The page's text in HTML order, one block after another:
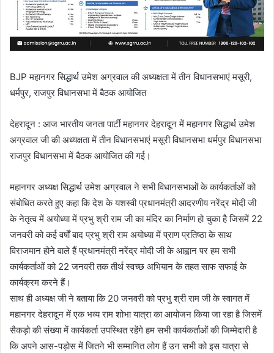
BJP महानगर सिद्धार्थ उमेश अग्रवाल की अध्यक्षता में तीन विधानसभाएं मसूरी,
धर्मपुर, राजपुर विधानसभा में बैठक आयोजित
देहरादून : आज भारतीय जनता पार्टी महानगर देहरादून में महानगर सिद्धार्थ उमेश
अग्रवाल जी की अध्यक्षता में तीन विधानसभाएं मसूरी विधानसभा धर्मपुर विधानसभा
राजपुर विधानसभा में बैठक आयोजित की गई।
महानगर अध्यक्ष सिद्धार्थ उमेश अग्रवाल ने सभी विधानसभाओं के कार्यकर्ताओं को
संबोधित करते हुए कहा कि देश के यशस्वी प्रधानमंत्री आदरणीय नरेंद्र मोदी जी
के नेतृत्व में अयोध्या में प्रभु श्री राम जी का मंदिर का निर्माण हो चुका है जिसमें 22
जनवरी को कई वर्षों बाद प्रभु श्री राम अयोध्या में प्राण प्रतिष्ठा के साथ
विराजमान होने वाले हैं प्रधानमंत्री नरेंद्र मोदी जी के आह्वान पर हम सभी
कार्यकर्ताओं को 22 जनवरी तक तीर्थ स्वच्छ अभियान के तहत साफ सफाई के
कार्यक्रम करने हैं।
साथ ही अध्यक्ष जी ने बताया कि 20 जनवरी को प्रभु श्री राम जी के स्वागत में
महानगर देहरादून में एक भव्य राम शोभा यात्रा का आयोजन किया जा रहा है जिसमें
सैकड़ो की संख्या में कार्यकर्ता उपस्थित रहेंगे हम सभी कार्यकर्ताओं की जिम्मेदारी है
कि अपने आस-पड़ोस में जितने भी सम्मानित लोग हैं उन सभी को इस यात्रा से